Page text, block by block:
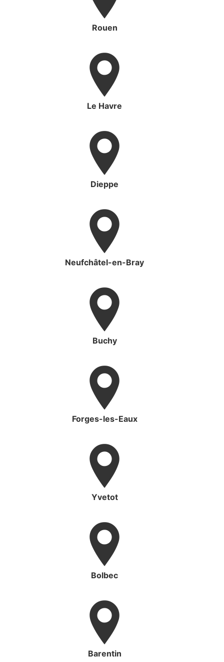
Rouen
Le Havre
Dieppe
Neufchâtel-en-Bray
Buchy
Forges-les-Eaux
Yvetot
Bolbec
Barentin